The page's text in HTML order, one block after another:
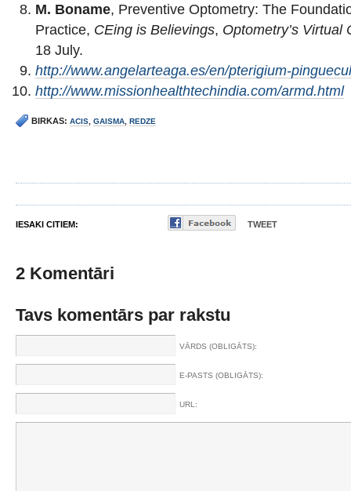
M. Boname, Preventive Optometry: The
Practice, CEing is Believings, Optometry’s Virtual
18 July.
http://www.angelarteaga.es/en/pterigium-
http://www.missionhealthtechindia.com/armd.html
BIRKAS: ACIS GAISMA REDZE
IESAKI CITIEM: TWEET
2 Komentāri
Tavs komentārs par rakstu
VĀRDS (OBLIGĀTS):
E-PASTS (OBLIGĀTS):
URL: